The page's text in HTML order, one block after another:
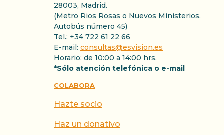
28003, Madrid.
(Metro Rios Rosas o Nuevos Ministerios.
Autobús número 45)
Tel.: +34 722 61 22 66
E-mail: consultas@esvision.es
Horario: de 10:00 a 14:00 hrs.
*Sólo atención telefónica o e-mail
COLABORA
Hazte socio
Haz un donativo